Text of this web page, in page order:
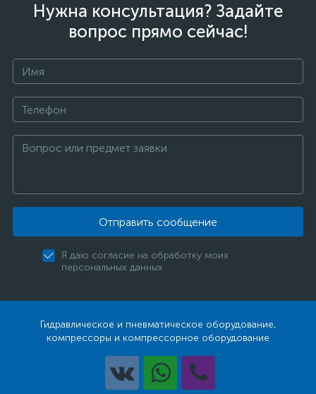
Нужна консультация? Задайте
вопрос прямо сейчас!
Отправить сообщение
Я даю согласие на обработку моих
персональных данных
Гидравлическое и пневматическое оборудование,
компрессоры и компрессорное оборудование